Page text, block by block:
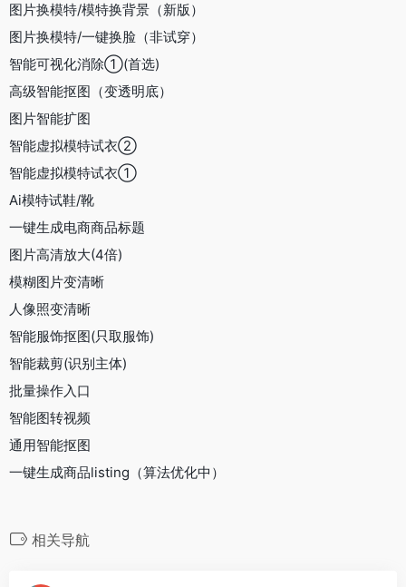
图片换模特/模特换背景（新版）
图片换模特/一键换脸（非试穿）
智能可视化消除①(首选)
高级智能抠图（变透明底）
图片智能扩图
智能虚拟模特试衣②
智能虚拟模特试衣①
Ai模特试鞋/靴
一键生成电商商品标题
图片高清放大(4倍)
模糊图片变清晰
人像照变清晰
智能服饰抠图(只取服饰)
智能裁剪(识别主体)
批量操作入口
智能图转视频
通用智能抠图
一键生成商品listing（算法优化中）
相关导航